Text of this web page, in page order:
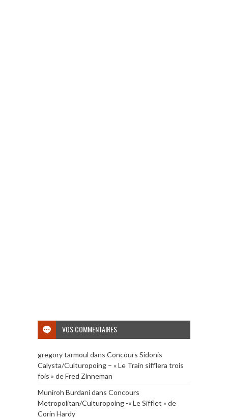
VOS COMMENTAIRES
gregory tarmoul dans Concours Sidonis
Calysta/Culturopoing – « Le Train sifflera trois
fois » de Fred Zinneman
Muniroh Burdanidans Concours
Metropolitan/Culturopoing -« Le Sifflet » de
Corin Hardy